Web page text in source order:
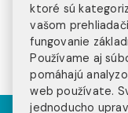
ktoré sú
vašom
fungovanie
Používame aj
pomáhajú
web používate.
jednoducho